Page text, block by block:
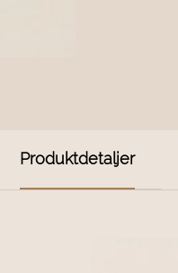
Produktdetaljer